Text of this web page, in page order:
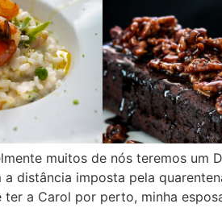
muitos de nós teremos um
distância imposta pela
ter a Carol por perto, minha